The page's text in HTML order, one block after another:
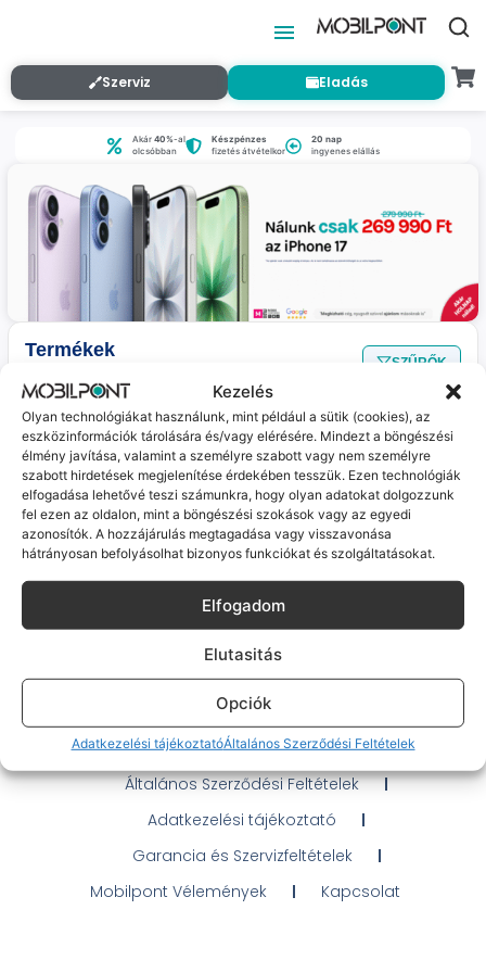
Kezelés
Olyan technológiákat használunk, mint például a sütik (cookies), az
eszközinformációk tárolására és/vagy elérésére. Mindezt a böngészési
élmény javítása, valamint a személyre szabott vagy nem személyre
szabott hirdetések megjelenítése érdekében tesszük. Ezen technológiák
elfogadása lehetővé teszi számunkra, hogy olyan adatokat dolgozzunk
fel ezen az oldalon, mint a böngészési szokások vagy az egyedi
azonosítók. A hozzájárulás megtagadása vagy visszavonása
hátrányosan befolyásolhat bizonyos funkciókat és szolgáltatásokat.
Elfogadom
Elutasitás
Opciók
Adatkezelési tájékoztatóÁltalános Szerződési Feltételek
Szerviz Eladás
Akár40%-al
olcsóbban
Készpénzes
fizetés átvételkor
20 nap
ingyenes elállás
Termékek
SZŰRŐK
Jelenleg nincs ilyen termékünk :(
Gyakran Ismételt Kérdések
Probléma jelentés / Elállás
OTP Áruhitel Tájékoztató
Klarna fizetési tájékoztató
Általános Szerződési Feltételek
Adatkezelési tájékoztató
Garancia és Szervizfeltételek
Mobilpont Vélemények
Kapcsolat